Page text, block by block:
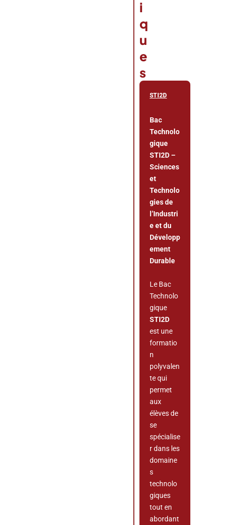
i
q
u
e
s
STI2D
Bac
Technolo
gique
STI2D –
Sciences
et
Technolo
gies de
l’Industri
e et du
Développ
ement
Durable
Le Bac
Technolo
gique
STI2D
est une
formatio
n
polyvalen
te qui
permet
aux
élèves de
se
spécialise
r dans les
domaine
s
technolo
giques
tout en
abordant